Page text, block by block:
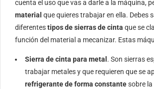
cuenta el uso que vas a darle a la máquina,
material que quieres trabajar en ella. Debes
diferentestipos de sierras de cinta que se
función del material a mecanizar. Estas
Sierra de cinta para metal . Son sierras
trabajar metales y que requieren que se
refrigerante de forma constantesobre